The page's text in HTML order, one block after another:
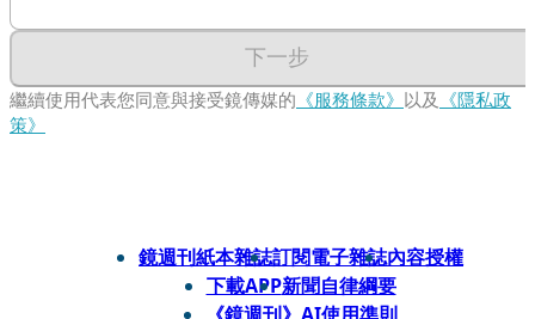
下一步
繼續使用代表您同意與接受鏡傳媒的 《服務條款》 以及 《隱私政
策》
鏡週刊紙本雜誌訂閱電子雜誌內容授權
下載APP新聞自律綱要